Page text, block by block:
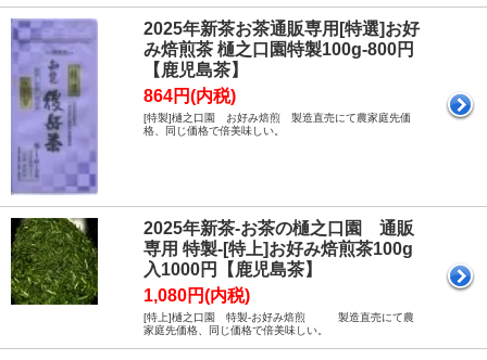
2025年新茶お茶通販専用[特選]お好
み焙煎茶 樋之口園特製100g-800円
【鹿児島茶】
864円(内税)
[特製]樋之口園 お好み焙煎 製造直売にて農家庭先価
格、同じ価格で倍美味しい。
2025年新茶-お茶の樋之口園 通販
専用 特製-[特上]お好み焙煎茶100g
入1000円【鹿児島茶】
1,080円(内税)
[特上]樋之口園 特製-お好み焙煎 製造直売にて農
家庭先価格、同じ価格で倍美味しい。